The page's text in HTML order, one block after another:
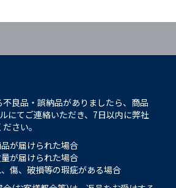
良品・誤納品がありましたら、商品
にてご連絡いただき、7日以内に弊社
さい。
が届けられた場合
が届けられた場合
傷、破損等の瑕疵がある場合